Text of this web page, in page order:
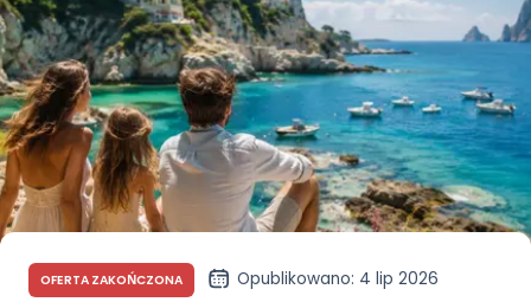
OFERTA ZAKOŃCZONA Opublikowano: 4 lip 2026